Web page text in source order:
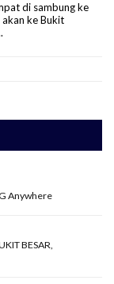
di sambung ke
ke Bukit
Anywhere
BESAR,